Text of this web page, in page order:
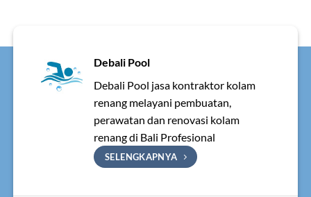
Debali Pool
Debali Pool jasa kontraktor kolam
renang melayani pembuatan,
perawatan dan renovasi kolam
renang di Bali Profesional
SELENGKAPNYA